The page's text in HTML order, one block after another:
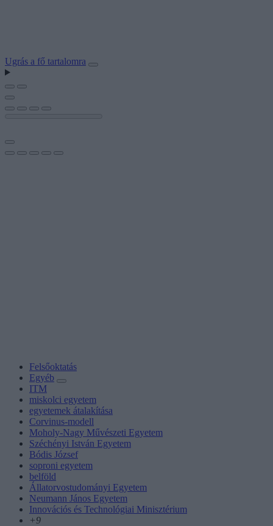
Ugrás a fő tartalomra
Felsőoktatás
Egyéb
ITM
miskolci egyetem
egyetemek átalakítása
Corvinus-modell
Moholy-Nagy Művészeti Egyetem
Széchényi István Egyetem
Bódis József
soproni egyetem
belföld
Állatorvostudományi Egyetem
Neumann János Egyetem
Innovációs és Technológiai Minisztérium
+9